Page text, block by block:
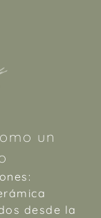
un
desde la